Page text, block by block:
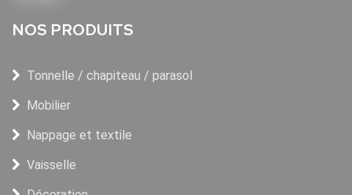
NOS PRODUITS
Tonnelle / chapiteau / parasol
Mobilier
Nappage et textile
Vaisselle